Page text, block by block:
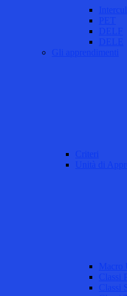
DELF
DELE
Gli apprendimenti
Criteri
Unità di
Macro
Classi
Classi